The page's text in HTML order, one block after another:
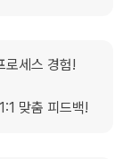
로세스 경험!
맞춤 피드백!